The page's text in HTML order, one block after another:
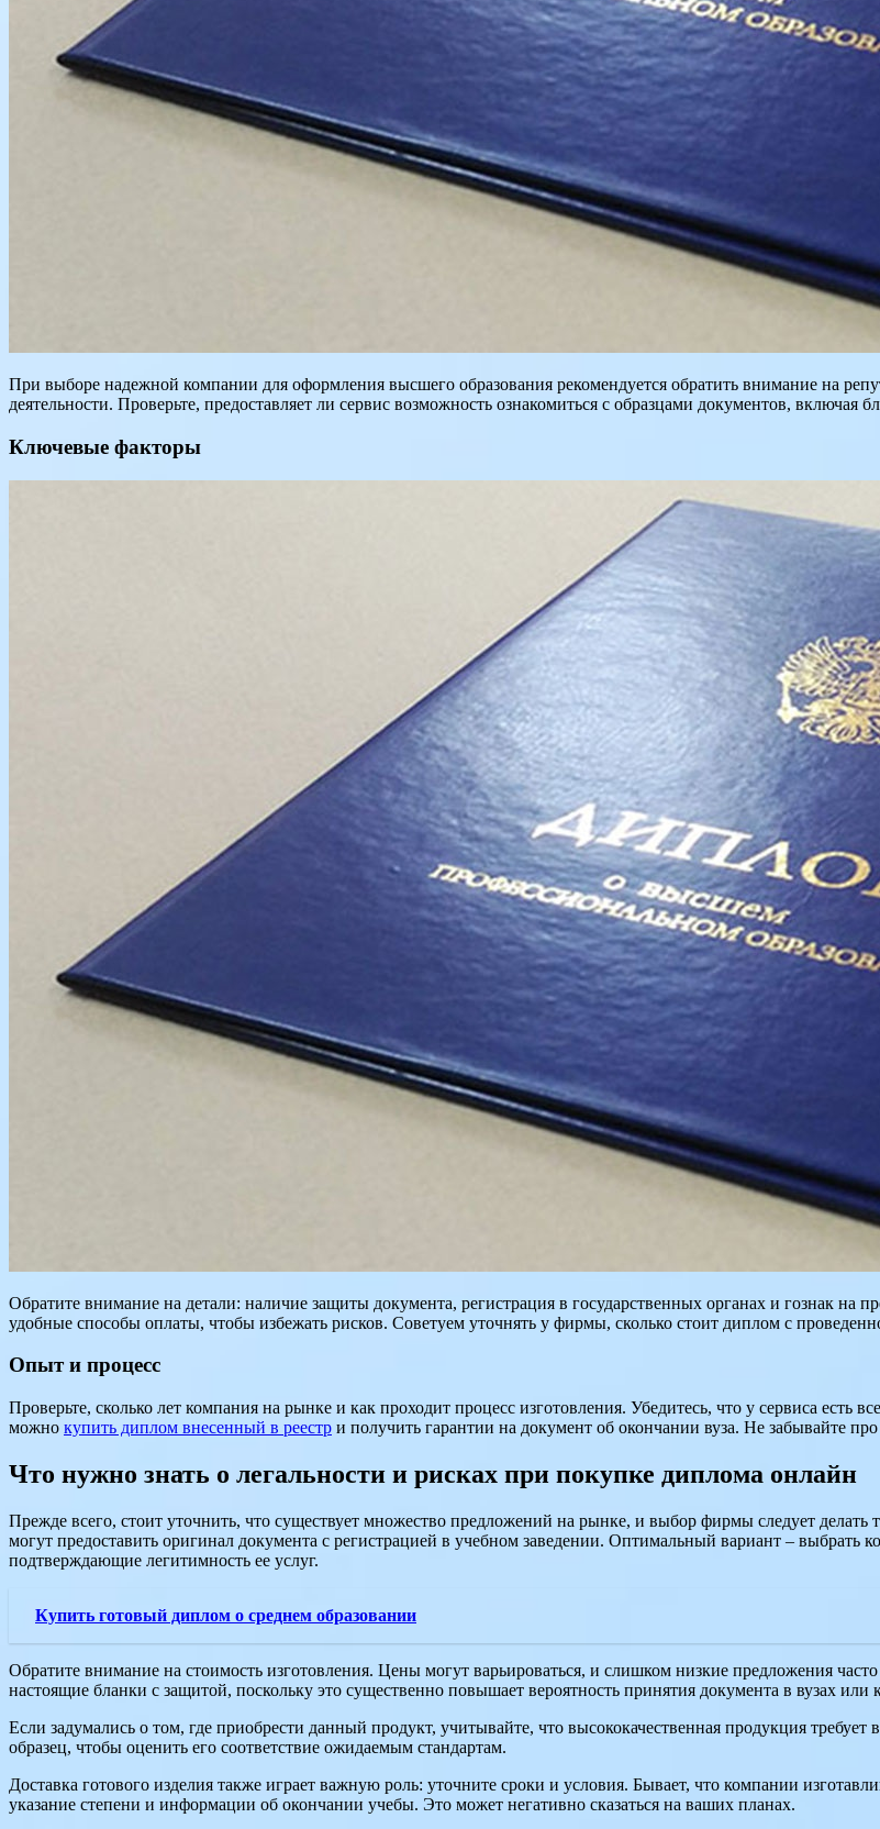
При выборе надежной компании для оформления высшего образования рекомендуется обратить внимание на
деятельности. Проверьте, предоставляет ли сервис возможность ознакомиться с образцами документов, включая
Ключевые факторы
Обратите внимание на детали: наличие защиты документа, регистрация в государственных органах и гознак на
удобные способы оплаты, чтобы избежать рисков. Советуем уточнять у фирмы, сколько стоит диплом с
Опыт и процесс
Проверьте, сколько лет компания на рынке и как проходит процесс изготовления. Убедитесь, что у сервиса есть
можно купить диплом внесенный в реестр и получить гарантии на документ об окончании вуза. Не забывайте
Что нужно знать о легальности и рисках при покупке диплома онлайн
Прежде всего, стоит уточнить, что существует множество предложений на рынке, и выбор фирмы следует
могут предоставить оригинал документа с регистрацией в учебном заведении. Оптимальный вариант –
подтверждающие легитимность ее услуг.
Купить готовый диплом о среднем образовании
Обратите внимание на стоимость изготовления. Цены могут варьироваться, и слишком низкие предложения
настоящие бланки с защитой, поскольку это существенно повышает вероятность принятия документа в вузах или
Если задумались о том, где приобрести данный продукт, учитывайте, что высококачественная продукция требует
образец, чтобы оценить его соответствие ожидаемым стандартам.
Доставка готового изделия также играет важную роль: уточните сроки и условия. Бывает, что компании
указание степени и информации об окончании учебы. Это может негативно сказаться на ваших планах.